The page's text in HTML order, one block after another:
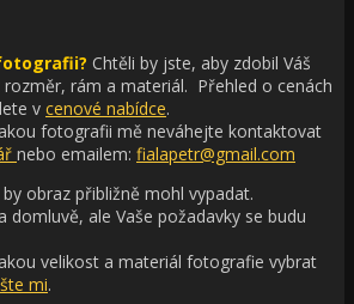
Chtěli by jste, aby zdobil Váš
rozměr, rám a materiál. Přehled o cenách
v cenové nabídce.
fotografii mě neváhejte kontaktovat
nebo emailem: fialapetr@gmail.com
obraz přibližně mohl vypadat.
domluvě, ale Vaše požadavky se budu
velikost a materiál fotografie vybrat
mi.